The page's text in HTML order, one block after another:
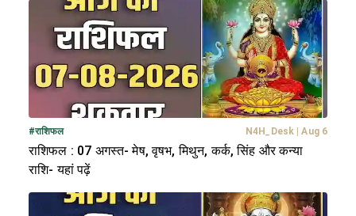
#राशिफल N4H_Desk Aug 6
राशिफल : 07 अगस्त- मेष, वृषभ, मिथुन, कर्क, सिंह और कन्या
राशि- यहां पढ़ें